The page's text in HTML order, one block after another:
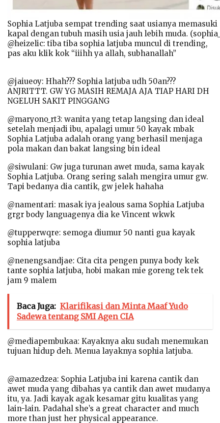
Sophia Latjuba sempat trending saat usianya
kapal dengan tubuh masih usia jauh lebih muda.
@heizelic: tiba tiba sophia latjuba muncul di trending,
pas aku klik kok “iiihh ya allah, subhanallah”
@jaiueoy: Hhah??? Sophia latjuba udh 50an???
ANJRITTT. GW YG MASIH REMAJA AJA TIAP HARI DH
NGELUH SAKIT PINGGANG
@maryono_rt3: wanita yang tetap langsing dan ideal
setelah menjadi ibu, apalagi umur 50 kayak mbak
Sophia Latjuba adalah orang yang berhasil menjaga
pola makan dan bakat langsing bin ideal
@siwulani: Gw juga turunan awet muda, sama kayak
Sophia Latjuba. Orang sering salah mengira umur gw.
Tapi bedanya dia cantik, gw jelek hahaha
@namentari: masak iya jealous sama Sophia Latjuba
grgr body languagenya dia ke Vincent wkwk
@tupperwqre: semoga diumur 50 nanti gua kayak
sophia latjuba
@nenengsandjae: Cita cita pengen punya body kek
tante sophia latjuba, hobi makan mie goreng tek tek
jam 9 malem
Baca Juga: Klarifikasi dan Minta Maaf Yudo
Sadewa tentang SMI Agen CIA
@mediapembukaa: Kayaknya aku sudah menemukan
tujuan hidup deh. Menua layaknya sophia latjuba.
@amazedzea: Sophia Latjuba ini karena cantik dan
awet muda yang dibahas ya cantik dan awet mudanya
itu, ya. Jadi kayak agak kesamar gitu kualitas yang
lain-lain. Padahal she’s a great character and much
more than just her physical appearance.